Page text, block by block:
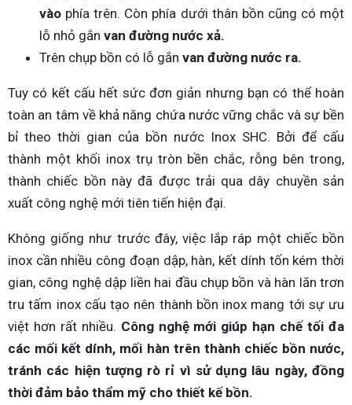
vào phía trên. Còn phía dưới thân bồn cũng có một
lỗ nhỏ gắn van đường nước xả.
Trên chụp bồn có lỗ gắn van đường nước ra.
Tuy có kết cấu hết sức đơn giản nhưng bạn có thể hoàn
toàn an tâm về khả năng chứa nước vững chắc và sự bền
bỉ theo thời gian của bồn nước Inox SHC. Bởi để cấu
thành một khối inox trụ tròn bền chắc, rỗng bên trong,
thành chiếc bồn này đã được trải qua dây chuyền sản
xuất công nghệ mới tiên tiến hiện đại.
Không giống như trước đây, việc lắp ráp một chiếc bồn
inox cần nhiều công đoạn dập, hàn, kết dính tốn kém thời
gian, công nghệ dập liền hai đầu chụp bồn và hàn lăn trơn
tru tấm inox cấu tạo nên thành bồn inox mang tới sự ưu
việt hơn rất nhiều. Công nghệ mới giúp hạn chế tối đa
các mối kết dính, mối hàn trên thành chiếc bồn nước,
tránh các hiện tượng rò rỉ vì sử dụng lâu ngày, đồng
thời đảm bảo thẩm mỹ cho thiết kế bồn.